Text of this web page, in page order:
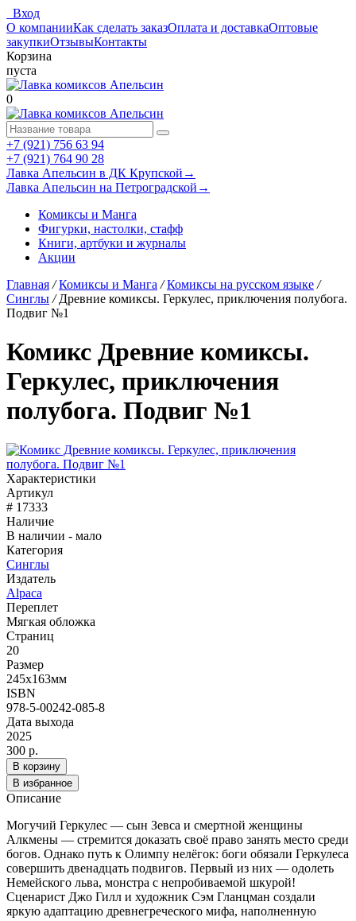
Вход
О компанииКак сделать заказОплата и доставкаОптовые
закупкиОтзывыКонтакты
Корзина
пуста
0
+7 (921) 756 63 94
+7 (921) 764 90 28
Лавка Апельсин в ДК Крупской →
Лавка Апельсин на Петроградской →
Комиксы и Манга
Фигурки, настолки, стафф
Книги, артбуки и журналы
Акции
Главная / Комиксы и Манга / Комиксы на русском языке /
Синглы / Древние комиксы. Геркулес, приключения полубога.
Подвиг №1
Комикс Древние комиксы.
Геркулес, приключения
полубога. Подвиг №1
Характеристики
Артикул
# 17333
Наличие
В наличии - мало
Категория
Синглы
Издатель
Alpaca
Переплет
Мягкая обложка
Страниц
20
Размер
245х163мм
ISBN
978-5-00242-085-8
Дата выхода
2025
300 р.
В корзину
В избранное
Описание
Могучий Геркулес — сын Зевса и смертной женщины
Алкмены — стремится доказать своё право занять место среди
богов. Однако путь к Олимпу нелёгок: боги обязали Геркулеса
совершить двенадцать подвигов. Первый из них — одолеть
Немейского льва, монстра с непробиваемой шкурой!
Сценарист Джо Гилл и художник Сэм Гланцман создали
яркую адаптацию древнегреческого мифа, наполненную